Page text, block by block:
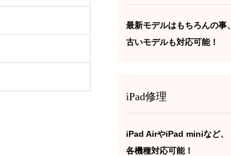
最新モデルはもちろんの事、
古いモデルも対応可能！
iPad修理
iPad AirやiPad miniなど、
各機種対応可能！